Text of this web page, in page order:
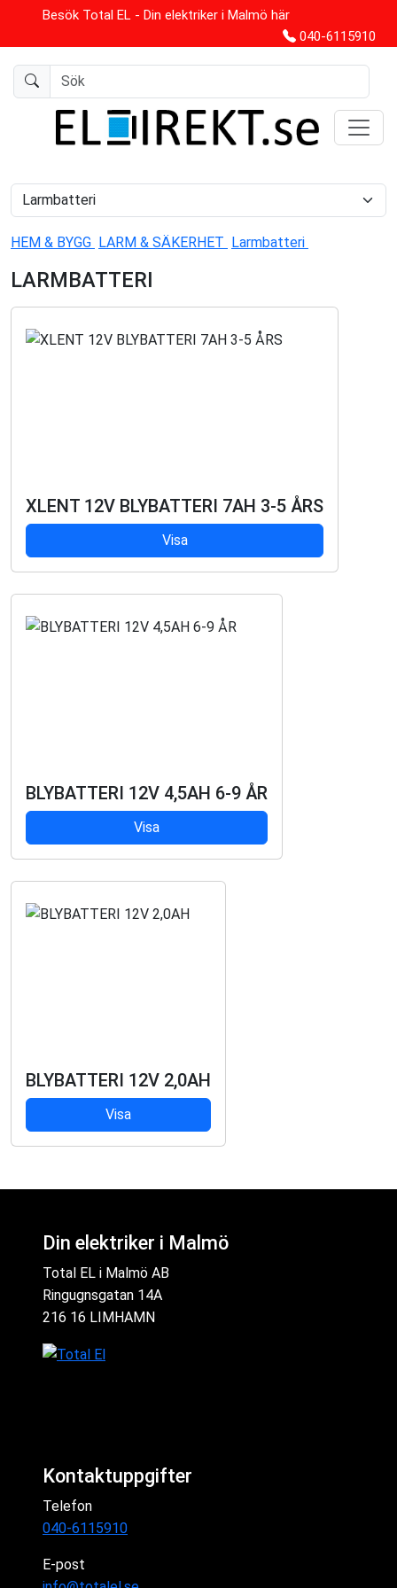
Besök Total EL - Din elektriker i Malmö här
040-6115910
HEM & BYGG LARM & SÄKERHET Larmbatteri
LARMBATTERI
XLENT 12V BLYBATTERI 7AH 3-5 ÅRS
Visa
BLYBATTERI 12V 4,5AH 6-9 ÅR
Visa
BLYBATTERI 12V 2,0AH
Visa
Din elektriker i Malmö
Total EL i Malmö AB
Ringugnsgatan 14A
216 16 LIMHAMN
Kontaktuppgifter
Telefon
040-6115910
E-post